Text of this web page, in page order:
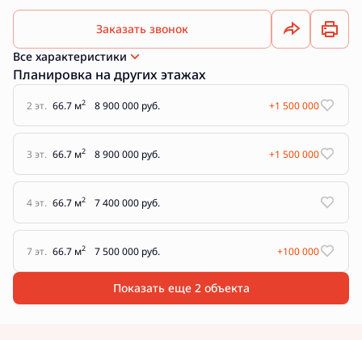
Заказать звонок
Все характеристики
Планировка на других этажах
2 эт. 66.7 м2 8 900 000 руб. +1 500 000
3 эт. 66.7 м2 8 900 000 руб. +1 500 000
4 эт. 66.7 м2 7 400 000 руб.
7 эт. 66.7 м2 7 500 000 руб. +100 000
Показать еще 2 объектa